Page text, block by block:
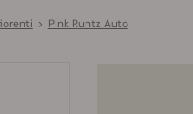
> Pink Runtz Auto